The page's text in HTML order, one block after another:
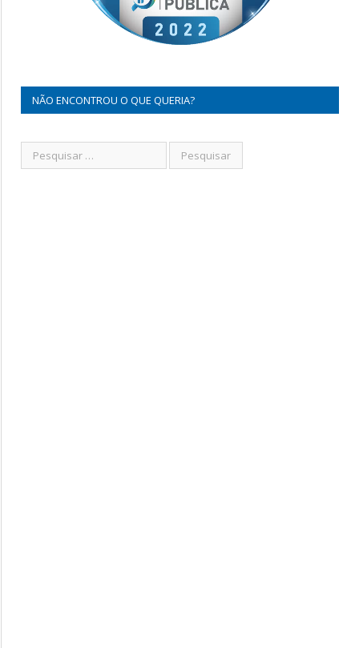
NÃO ENCONTROU O QUE QUERIA?